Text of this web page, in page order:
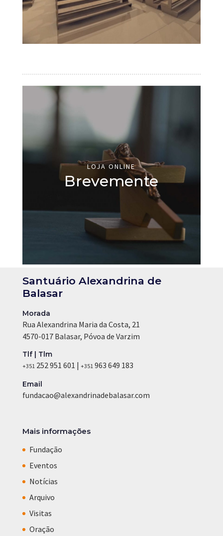
LOJA ONLINE
Brevemente
Santuário Alexandrina de
Balasar
Morada
Rua Alexandrina Maria da Costa, 21
4570-017 Balasar, Póvoa de Varzim
Tlf | Tlm
+351252 951 601 | +351963 649 183
Email
fundacao@alexandrinadebalasar.com
Mais informações
Fundação
Eventos
Notícias
Arquivo
Visitas
Oração